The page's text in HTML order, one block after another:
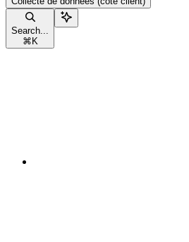
Search...
⌘ K